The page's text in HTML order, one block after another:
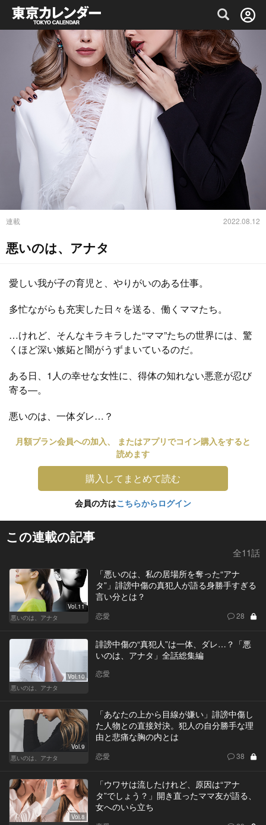
グルメ情報・プレミアムレストラン予約
連載 2022.08.12
悪いのは、アナタ
愛しい我が子の育児と、やりがいのある仕事。
多忙ながらも充実した日々を送る、働くママたち。
…けれど、そんなキラキラした“ママ”たちの世界には、驚
くほど深い嫉妬と闇がうずまいているのだ。
ある日、1人の幸せな女性に、得体の知れない悪意が忍び
寄る―。
悪いのは、一体ダレ…？
月額プラン会員への加入、 またはアプリでコイン購入をすると
読めます
購入してまとめて読む
会員の方はこちらからログイン
この連載の記事
全11話
Vol.11
悪いのは、アナタ
「悪いのは、私の居場所を奪った“アナ
タ”」誹謗中傷の真犯人が語る身勝手すぎる
言い分とは？
恋愛 28
Vol.10
悪いのは、アナタ
誹謗中傷の“真犯人”は一体、ダレ…？「悪
いのは、アナタ」全話総集編
恋愛
Vol.9
悪いのは、アナタ
「あなたの上から目線が嫌い」誹謗中傷し
た人物との直接対決。犯人の自分勝手な理
由と悲痛な胸の内とは
恋愛 38
Vol.8
「ウワサは流したけれど、原因は“アナ
タ”でしょう？」開き直ったママ友が語る、
女へのいら立ち